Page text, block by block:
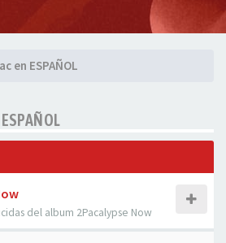
en ESPAÑOL
del album 2Pacalypse Now